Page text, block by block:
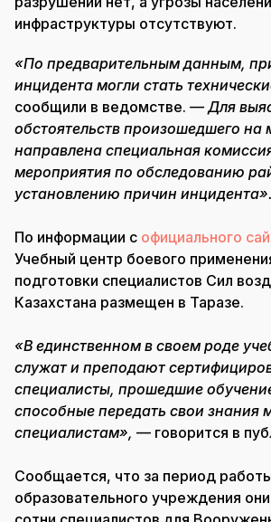
инфраструктуры отсутствуют.
«По предварительным данным,
инцидента могли стать
сообщили в ведомстве. — Для
обстоятельств произошедшего на
направлена специальная
мероприятия по обследованию
установлению причин инцидента».
По информации с официального
Учебный центр боевого
подготовки специалистов Сил
Казахстана размещен в Таразе.
«В единственном в своем роде
служат и преподают
специалисты, прошедшие
способные передать свои знания
специалистам», — говорится в
Сообщается, что за период
образовательного учреждения